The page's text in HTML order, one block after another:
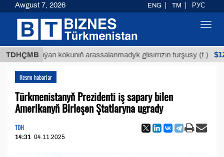
TDHÇMB
Buýan köküniň arassalanmadyk glisirrizin turşusy (t.)
Resmi habarlar
Türkmenistanyň Prezidenti iş sapary bilen
Amerikanyň Birleşen Ştatlaryna ugrady
TDH
14:31 04.11.2025
Awgust 7, 2026 ENG TM РУС